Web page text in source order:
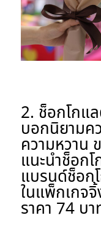
2. ช็อกโกแ
บอกนิยามค
ความหวาน
แนะนำช็อก
แบรนด์ช็อก
ในแพ็กเกจ
ราคา 74 บา